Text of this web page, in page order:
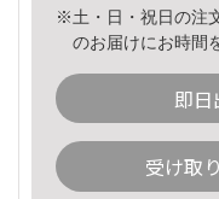
※土・日・祝日の注
のお届けにお時間
即日
受け取